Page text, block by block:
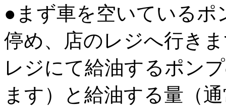
●まず車を空いているポ
停め、店のレジへ行き
レジにて給油するポン
ます）と給油する量（